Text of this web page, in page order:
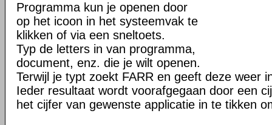
Programma kun je openen door
op het icoon in het systeemvak te
klikken of via een sneltoets.
Typ de letters in van programma,
document, enz. die je wilt openen.
Terwijl je typt zoekt FARR en geeft deze weer
Ieder resultaat wordt voorafgegaan door een
het cijfer van gewenste applicatie in te tikken